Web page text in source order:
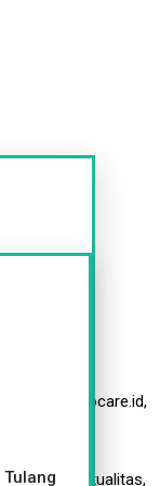
dengan Halocare.id,
yang
dan
dalam
dari segi kualitas,